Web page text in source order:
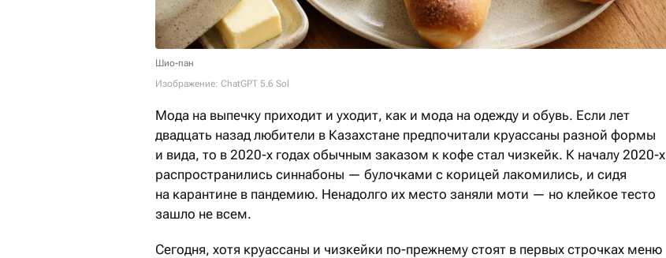
Шио-пан
Изображение: ChatGPT 5.6 Sol
Мода на выпечку приходит и уходит, как и мода на одежду и обувь. Если лет
двадцать назад любители в Казахстане предпочитали круассаны разной формы
и вида, то в 2020-х годах обычным заказом к кофе стал чизкейк. К началу 2020-х
распространились синнабоны — булочками с корицей лакомились, и сидя
на карантине в пандемию. Ненадолго их место заняли моти — но клейкое тесто
зашло не всем.
Сегодня, хотя круассаны и чизкейки по-прежнему стоят в первых строчках меню